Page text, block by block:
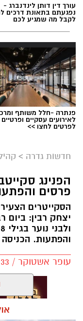
עורך דין דותן לינדנברג -
נפגעתם בתאונת דרכים
לקבל מה שמגיע לכם
פנתרה -חלל משותף
לאירועים עסקיים ופרטיים
לפרטים לחצו >>
חדשות גדרה >
הפנינג
פרסים
הסקייטרים
יצחק רבין: ביום
והפתעות.
עופר אשטוקר / 12:33 10.08.26